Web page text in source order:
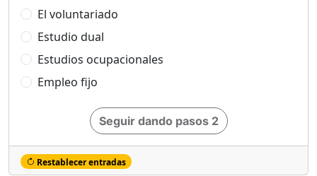
El voluntariado
Estudio dual
Estudios ocupacionales
Empleo fijo
Seguir dando pasos 2
Restablecer entradas